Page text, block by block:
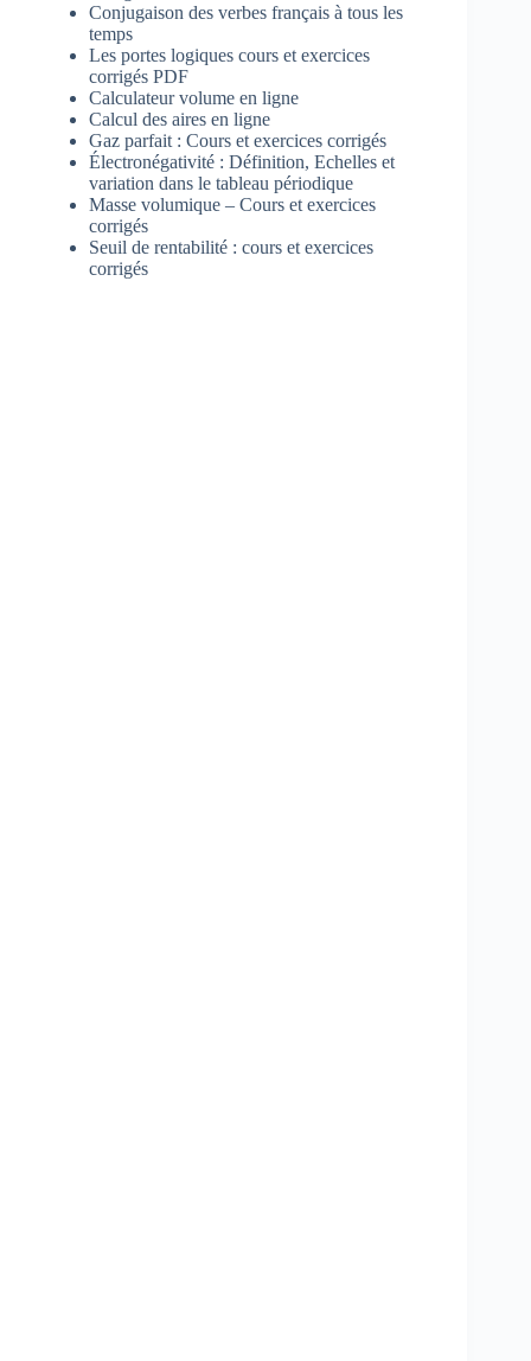
Conjugaison des verbes français à tous les
temps
Les portes logiques cours et exercices
corrigés PDF
Calculateur volume en ligne
Calcul des aires en ligne
Gaz parfait : Cours et exercices corrigés
Électronégativité : Définition, Echelles et
variation dans le tableau périodique
Masse volumique – Cours et exercices
corrigés
Seuil de rentabilité : cours et exercices
corrigés